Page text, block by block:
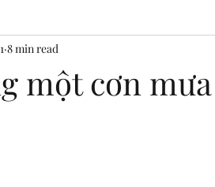
một cơn mưa
8 min read